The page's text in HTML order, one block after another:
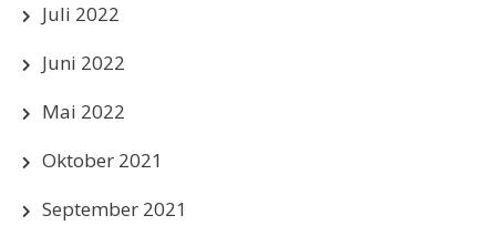
Juli 2022
Juni 2022
Mai 2022
Oktober 2021
September 2021